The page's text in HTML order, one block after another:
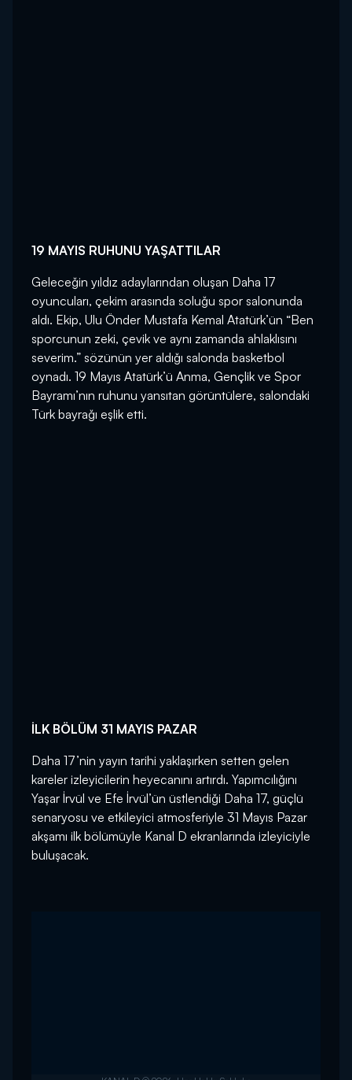
19 MAYIS RUHUNU YAŞATTILAR
Geleceğin yıldız adaylarından oluşan Daha 17
oyuncuları, çekim arasında soluğu spor salonunda
aldı. Ekip, Ulu Önder Mustafa Kemal Atatürk’ün “Ben
sporcunun zeki, çevik ve aynı zamanda ahlaklısını
severim.” sözünün yer aldığı salonda basketbol
oynadı. 19 Mayıs Atatürk’ü Anma, Gençlik ve Spor
Bayramı’nın ruhunu yansıtan görüntülere, salondaki
Türk bayrağı eşlik etti.
İLK BÖLÜM 31 MAYIS PAZAR
Daha 17’nin yayın tarihi yaklaşırken setten gelen
kareler izleyicilerin heyecanını artırdı. Yapımcılığını
Yaşar İrvül ve Efe İrvül’ün üstlendiği Daha 17, güçlü
senaryosu ve etkileyici atmosferiyle 31 Mayıs Pazar
akşamı ilk bölümüyle Kanal D ekranlarında izleyiciyle
buluşacak.